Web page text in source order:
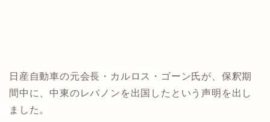
日産自動車の元会長・カルロス・ゴーン氏が、保釈期
間中に、中東のレバノンを出国したという声明を出し
ました。